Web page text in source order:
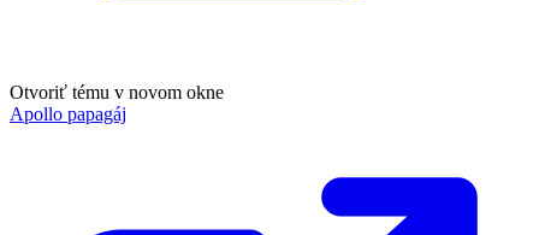
Otvoriť tému v novom okne
Apollo papagáj